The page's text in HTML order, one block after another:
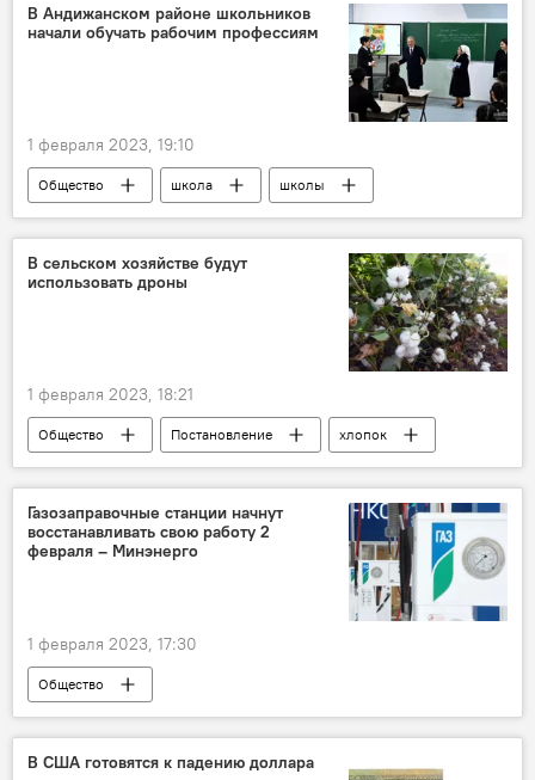
В Андижанском районе школьников
начали обучать рабочим профессиям
1 февраля 2023, 19:10
Общество школа
школы
школьники
профессия Андижан
В сельском хозяйстве будут
использовать дроны
1 февраля 2023, 18:21
Общество Постановление хлопок
Газозаправочные станции начнут
восстанавливать свою работу 2
февраля – Минэнерго
1 февраля 2023, 17:30
Общество
Министерство энергетики Узбекистана
газ
станция
В США готовятся к падению доллара